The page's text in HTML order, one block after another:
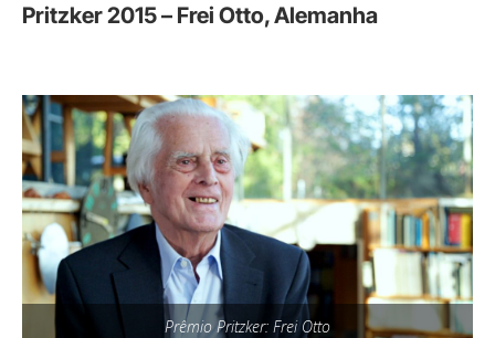
Pritzker 2015 – Frei Otto, Alemanha
Prêmio Pritzker: Frei Otto